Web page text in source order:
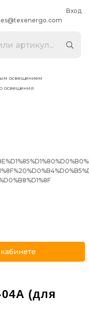
Вход
освещением
освещения
(для